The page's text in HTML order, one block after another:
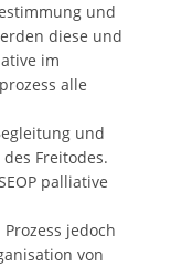
und
diese und
im
alle
und
Freitodes.
palliative
jedoch
von